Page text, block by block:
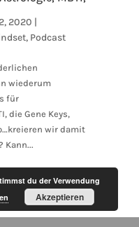
2020 |
, Podcast
wiederum
für
die Gene Keys,
wir damit
Kann...
du der Verwendung
Akzeptieren